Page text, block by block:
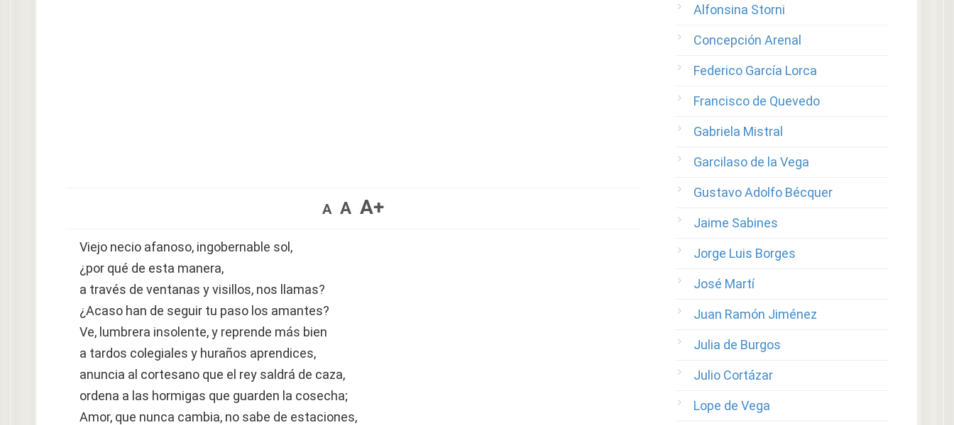
A A A+
Viejo necio afanoso, ingobernable sol,
¿por qué de esta manera,
a través de ventanas y visillos, nos llamas?
¿Acaso han de seguir tu paso los amantes?
Ve, lumbrera insolente, y reprende más bien
a tardos colegiales y huraños aprendices,
anuncia al cortesano que el rey saldrá de caza,
ordena a las hormigas que guarden la cosecha;
Amor, que nunca cambia, no sabe de estaciones,
Alfonsina Storni
Concepción Arenal
Federico García Lorca
Francisco de Quevedo
Gabriela Mistral
Garcilaso de la Vega
Gustavo Adolfo Bécquer
Jaime Sabines
Jorge Luis Borges
José Martí
Juan Ramón Jiménez
Julia de Burgos
Julio Cortázar
Lope de Vega